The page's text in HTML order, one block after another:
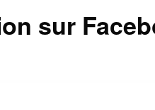
politiciens. Son
du Québec, il
sur